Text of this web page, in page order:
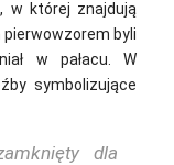
w której znajdują
byli
w pałacu. W
symbolizujące
dla